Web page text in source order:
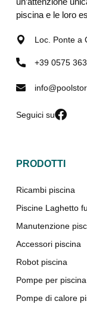
piscina e le loro
Loc. Ponte a
+39 0575
Seguici su
PRODOTTI
Ricambi piscina
Piscine Laghetto
Manutenzione
Accessori piscina
Robot piscina
Pompe per piscina
Pompe di calore